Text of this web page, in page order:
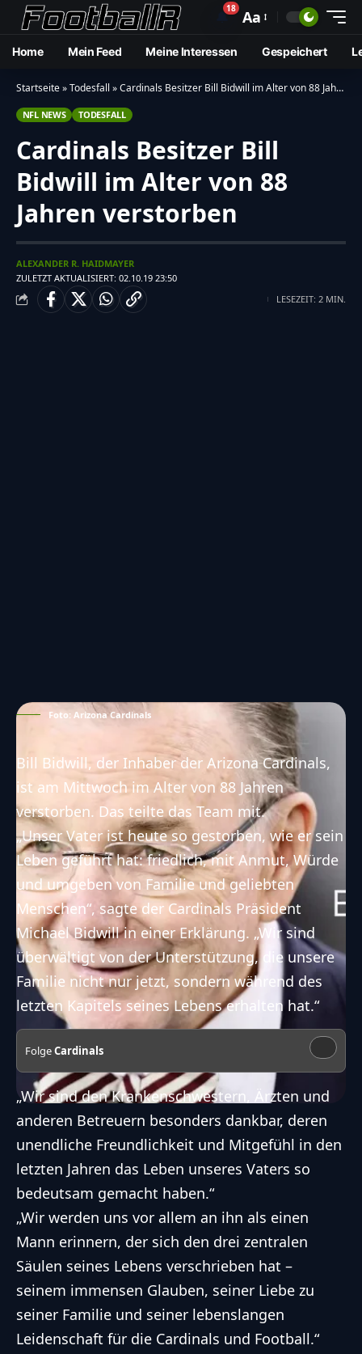
🔔18 Aa
Home Mein Feed Meine Interessen Gespeichert
Startseite»Todesfall »Cardinals Besitzer Bill Bidwill im Alter von 88 Jahren verstorben
NFL NEWS TODESFALL
Cardinals Besitzer Bill
Bidwill im Alter von 88
Jahren verstorben
ZULETZT AKTUALISIERT: 02.10.19 23:50
ALEXANDER R. HAIDMAYER
LESEZEIT: 2 MIN.
Foto: Arizona Cardinals
Bill Bidwill, der Inhaber der Arizona Cardinals,
ist am Mittwoch im Alter von 88 Jahren
verstorben. Das teilte das Team mit.
„Unser Vater ist heute so gestorben, wie er sein
Leben geführt hat: friedlich, mit Anmut, Würde
und umgeben von Familie und geliebten
Menschen“, sagte der Cardinals Präsident
Michael Bidwill in einer Erklärung. „Wir sind
überwältigt von der Unterstützung, die unsere
Familie nicht nur jetzt, sondern während des
letzten Kapitels seines Lebens erhalten hat.“
FolgeCardinals
„Wir sind den Krankenschwestern, Ärzten und
anderen Betreuern besonders dankbar, deren
unendliche Freundlichkeit und Mitgefühl in den
letzten Jahren das Leben unseres Vaters so
bedeutsam gemacht haben.“
„Wir werden uns vor allem an ihn als einen
Mann erinnern, der sich den drei zentralen
Säulen seines Lebens verschrieben hat –
seinem immensen Glauben, seiner Liebe zu
seiner Familie und seiner lebenslangen
Leidenschaft für die Cardinals und Football.“